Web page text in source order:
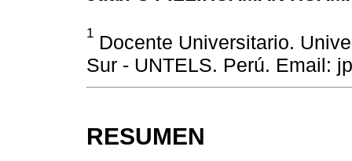
1 Docente Universitario.
Sur - UNTELS. Perú. Email:
RESUMEN